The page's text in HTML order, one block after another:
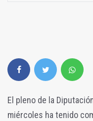
El pleno de la
miércoles ha tenido